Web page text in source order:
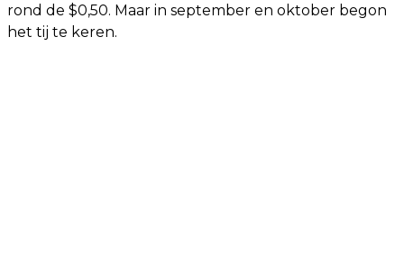
rond de $0,50. Maar in september en oktober begon
het tij te keren.